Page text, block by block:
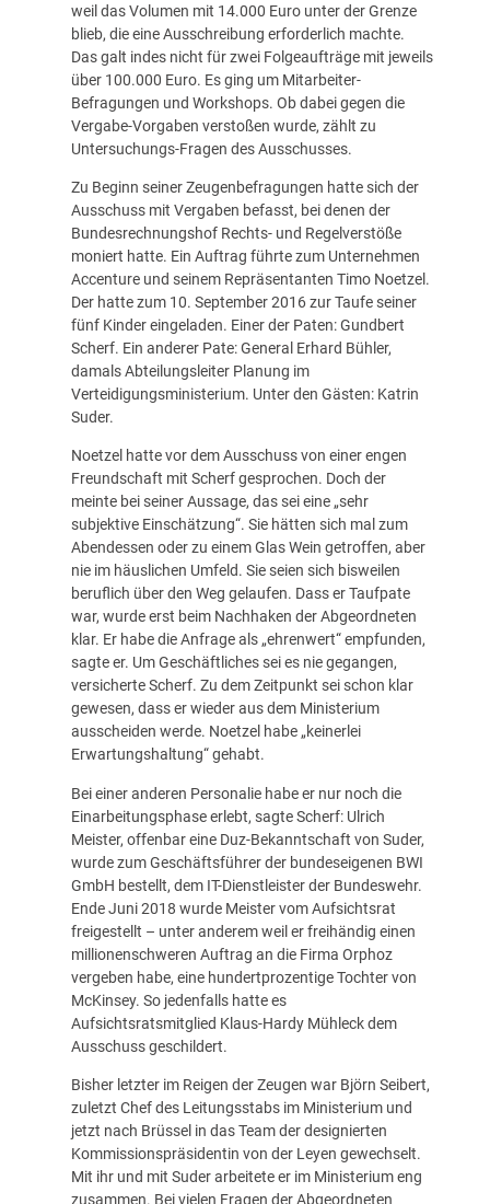
weil das Volumen mit 14.000 Euro unter der Grenze
blieb, die eine Ausschreibung erforderlich machte.
Das galt indes nicht für zwei Folgeaufträge mit jeweils
über 100.000 Euro. Es ging um Mitarbeiter-
Befragungen und Workshops. Ob dabei gegen die
Vergabe-Vorgaben verstoßen wurde, zählt zu
Untersuchungs-Fragen des Ausschusses.
Zu Beginn seiner Zeugenbefragungen hatte sich der
Ausschuss mit Vergaben befasst, bei denen der
Bundesrechnungshof Rechts- und Regelverstöße
moniert hatte. Ein Auftrag führte zum Unternehmen
Accenture und seinem Repräsentanten Timo Noetzel.
Der hatte zum 10. September 2016 zur Taufe seiner
fünf Kinder eingeladen. Einer der Paten: Gundbert
Scherf. Ein anderer Pate: General Erhard Bühler,
damals Abteilungsleiter Planung im
Verteidigungsministerium. Unter den Gästen: Katrin
Suder.
Noetzel hatte vor dem Ausschuss von einer engen
Freundschaft mit Scherf gesprochen. Doch der
meinte bei seiner Aussage, das sei eine „sehr
subjektive Einschätzung“. Sie hätten sich mal zum
Abendessen oder zu einem Glas Wein getroffen, aber
nie im häuslichen Umfeld. Sie seien sich bisweilen
beruflich über den Weg gelaufen. Dass er Taufpate
war, wurde erst beim Nachhaken der Abgeordneten
klar. Er habe die Anfrage als „ehrenwert“ empfunden,
sagte er. Um Geschäftliches sei es nie gegangen,
versicherte Scherf. Zu dem Zeitpunkt sei schon klar
gewesen, dass er wieder aus dem Ministerium
ausscheiden werde. Noetzel habe „keinerlei
Erwartungshaltung“ gehabt.
Bei einer anderen Personalie habe er nur noch die
Einarbeitungsphase erlebt, sagte Scherf: Ulrich
Meister, offenbar eine Duz-Bekanntschaft von Suder,
wurde zum Geschäftsführer der bundeseigenen BWI
GmbH bestellt, dem IT-Dienstleister der Bundeswehr.
Ende Juni 2018 wurde Meister vom Aufsichtsrat
freigestellt – unter anderem weil er freihändig einen
millionenschweren Auftrag an die Firma Orphoz
vergeben habe, eine hundertprozentige Tochter von
McKinsey. So jedenfalls hatte es
Aufsichtsratsmitglied Klaus-Hardy Mühleck dem
Ausschuss geschildert.
Bisher letzter im Reigen der Zeugen war Björn Seibert,
zuletzt Chef des Leitungsstabs im Ministerium und
jetzt nach Brüssel in das Team der designierten
Kommissionspräsidentin von der Leyen gewechselt.
Mit ihr und mit Suder arbeitete er im Ministerium eng
zusammen. Bei vielen Fragen der Abgeordneten